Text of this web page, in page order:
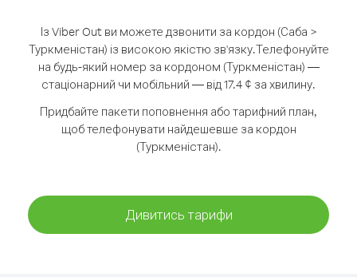
Із Viber Out ви можете дзвонити за кордон (Саба >
Туркменістан) із високою якістю зв'язку.Телефонуйте
на будь-який номер за кордоном (Туркменістан) —
стаціонарний чи мобільний — від 17.4 ¢ за хвилину.
Придбайте пакети поповнення або тарифний план,
щоб телефонувати найдешевше за кордон
(Туркменістан).
Дивитись тарифи